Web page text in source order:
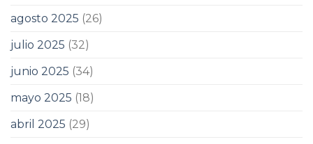
agosto 2025 (26)
julio 2025 (32)
junio 2025 (34)
mayo 2025 (18)
abril 2025 (29)